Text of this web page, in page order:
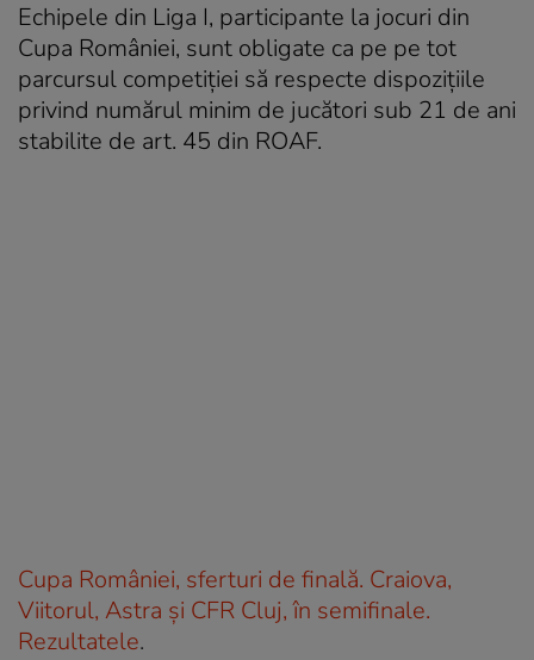
Echipele din Liga I, participante la jocuri din
Cupa României, sunt obligate ca pe pe tot
parcursul competiției să respecte dispoziţiile
privind numărul minim de jucători sub 21 de ani
stabilite de art. 45 din ROAF.
Cupa României, sferturi de finală. Craiova,
Viitorul, Astra și CFR Cluj, în semifinale.
Rezultatele.